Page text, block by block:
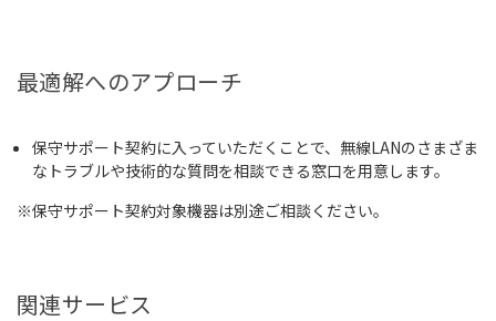
最適解へのアプローチ
保守サポート契約に入っていただくことで、無線LANのさまざま
なトラブルや技術的な質問を相談できる窓口を用意します。
※保守サポート契約対象機器は別途ご相談ください。
関連サービス